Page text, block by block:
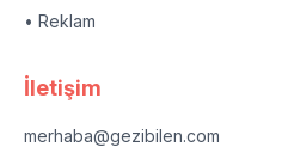
• Reklam
İletişim
merhaba@gezibilen.com